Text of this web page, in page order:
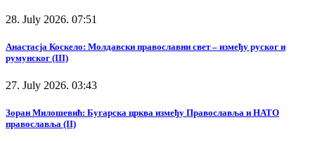
28. July 2026. 07:51
Анастасја Коскело: Молдавски православни свет – између руског и
румунског (III)
27. July 2026. 03:43
Зоран Милошевић: Бугарска црква између Православља и НАТО
православља (II)